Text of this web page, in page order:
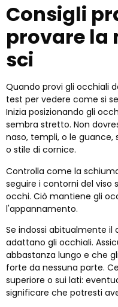
Consigli
provare la
sci
Quando provi gli occhiali
test per vedere come si
Inizia posizionando gli
sembra stretto. Non
naso, templi, o le guance,
o stile di cornice.
Controlla come la
seguire i contorni del viso
occhi. Ciò mantiene gli
l'appannamento.
Se indossi abitualmente il
adattano gli occhiali.
abbastanza lungo e che
forte da nessuna parte.
superiore o sui lati:
significare che potresti